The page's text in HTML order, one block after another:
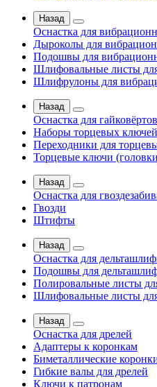
Назад
Оснастка для
Дыроколы для
Подошвы для
Шлифовальные листы
Шлифрулоны для
Назад
Оснастка для гайковёртов
Наборы торцевых
Переходники для
Торцевые ключи
Назад
Оснастка для
Гвозди
Штифты
Назад
Оснастка для
Подошвы для
Полировальные листы
Шлифовальные листы
Назад
Оснастка для дрелей
Адаптеры к коронкам
Биметаллические
Гибкие валы для дрелей
Ключи к патронам